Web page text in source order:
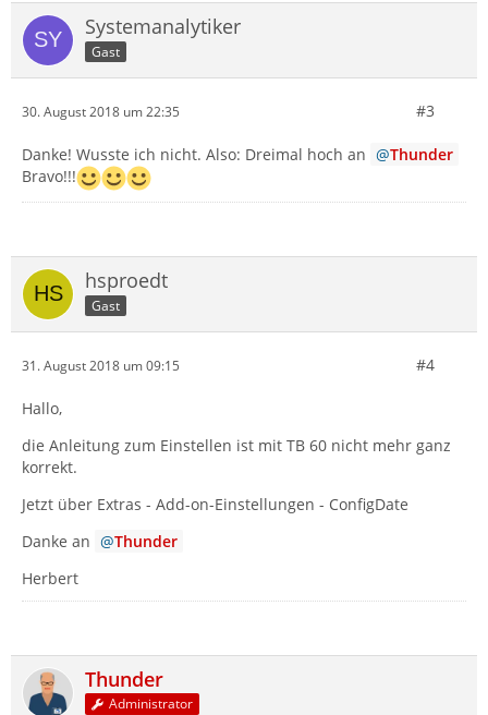
Systemanalytiker
Gast
30. August 2018 um 22:35 #3
Danke! Wusste ich nicht. Also: Dreimal hoch an
Thunder
Bravo!!!
hsproedt
Gast
31. August 2018 um 09:15 #4
Hallo,
die Anleitung zum Einstellen ist mit TB 60 nicht mehr ganz
korrekt.
Jetzt über Extras - Add-on-Einstellungen - ConfigDate
Danke an
Thunder
Herbert
Thunder
Administrator